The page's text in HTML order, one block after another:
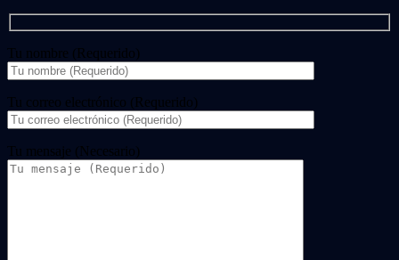
Tu nombre (Requerido)
Tu correo electrónico (Requerido)
Tu mensaje (Necesario)